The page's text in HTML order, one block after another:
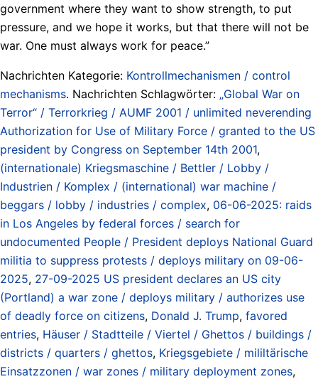
government where they want to show strength, to put
pressure, and we hope it works, but that there will not be
war. One must always work for peace.”
Nachrichten Kategorie: Kontrollmechanismen / control
mechanisms. Nachrichten Schlagwörter: „Global War on
Terror“ / Terrorkrieg / AUMF 2001 / unlimited neverending
Authorization for Use of Military Force / granted to the US
president by Congress on September 14th 2001,
(internationale) Kriegsmaschine / Bettler / Lobby /
Industrien / Komplex / (international) war machine /
beggars / lobby / industries / complex, 06-06-2025: raids
in Los Angeles by federal forces / search for
undocumented People / President deploys National Guard
militia to suppress protests / deploys military on 09-06-
2025, 27-09-2025 US president declares an US city
(Portland) a war zone / deploys military / authorizes use
of deadly force on citizens, Donald J. Trump, favored
entries, Häuser / Stadtteile / Viertel / Ghettos / buildings /
districts / quarters / ghettos, Kriegsgebiete / mililtärische
Einsatzzonen / war zones / military deployment zones,